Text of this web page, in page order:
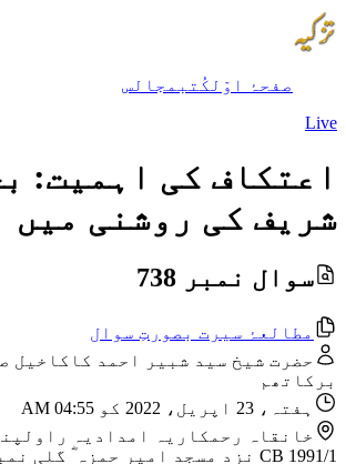
صفحۂ اوّل کُتب مجالس
Live
اعتکاف کی اہمیت:
شریف کی روشنی میں
سوال نمبر 738
مطالعۂ سیرت بصورتِ سوال
حضرت شیخ سید شبیر احمد کاکاخیل
برکاتھم
ہفتہ، 23 اپریل، 2022 کو 04:55 AM
خانقاہ رحمکاریہ امدادیہ